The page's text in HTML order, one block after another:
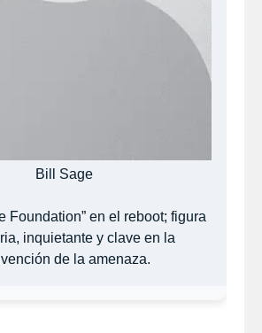
Bill Sage
Foundation” en el reboot; figura
inquietante y clave en la
de la amenaza.